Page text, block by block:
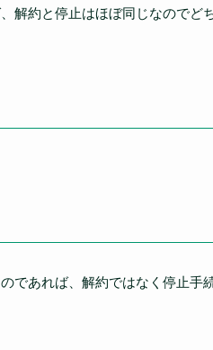
解約と停止はほぼ同じなのでど
であれば、解約ではなく停止手